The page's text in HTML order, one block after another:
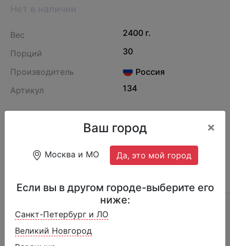
Ваш город ×
Москва и МО Да, это мой город
Если вы в другом городе-выберите его
ниже:
Санкт-Петербург и ЛО
Великий Новгород
Вес
2400 г.
Порций
30
Производитель
Россия
Артикул
134
ОПИСАНИЕ СОСТАВ
Страна производства:
100 г: